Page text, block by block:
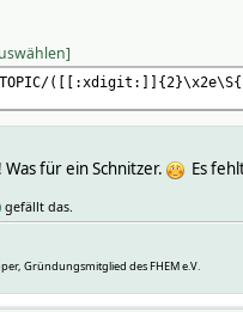
Was für ein Schnitzer. Es
gefällt das.
Gründungsmitglied des FHEM e.V.